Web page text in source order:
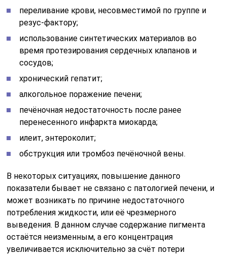
переливание крови, несовместимой по группе и
резус-фактору;
использование синтетических материалов во
время протезирования сердечных клапанов и
сосудов;
хронический гепатит;
алкогольное поражение печени;
печёночная недостаточность после ранее
перенесенного инфаркта миокарда;
илеит, энтероколит;
обструкция или тромбоз печёночной вены.
В некоторых ситуациях, повышение данного
показатели бывает не связано с патологией печени, и
может возникать по причине недостаточного
потребления жидкости, или её чрезмерного
выведения. В данном случае содержание пигмента
остаётся неизменным, а его концентрация
увеличивается исключительно за счёт потери